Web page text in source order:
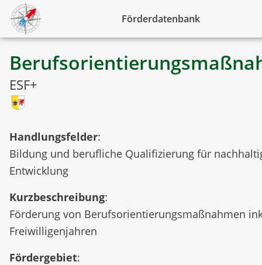
Förderdatenbank
ESF+
Handlungsfelder:
Bildung und berufliche Qualifizierung für
Entwicklung
Kurzbeschreibung:
Förderung von Berufsorientierungsmaßnahmen
Freiwilligenjahren
Fördergebiet: